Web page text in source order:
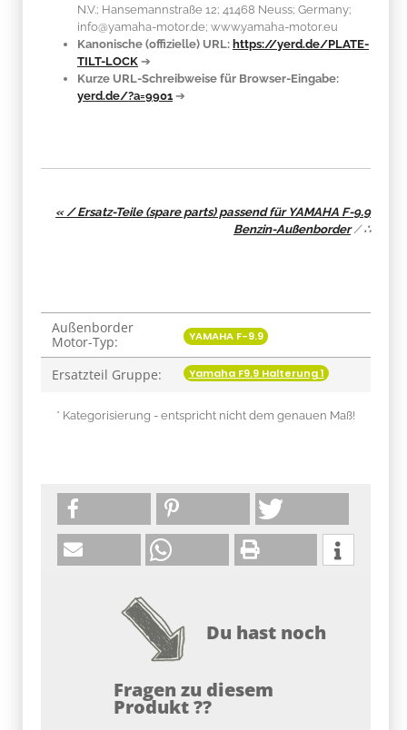
N.V.; Hansemannstraße 12; 41468 Neuss; Germany;
info@yamaha-motor.de; www.yamaha-motor.eu
Kanonische (offizielle) URL: https://yerd.de/PLATE-
TILT-LOCK ➔
Kurze URL-Schreibweise für Browser-Eingabe:
yerd.de/?a=9901 ➔
« / Ersatz-Teile (spare parts) passend für YAMAHA F-9.9
Benzin-Außenborder/∴
Produkteigenschaft
Wert
Außenborder
Motor-Typ:
YAMAHA F-9.9
Ersatzteil Gruppe: Yamaha F9.9 Halterung 1
* Kategorisierung - entspricht nicht dem genauen Maß!
Du hast noch
Fragen zu diesem
Produkt ??